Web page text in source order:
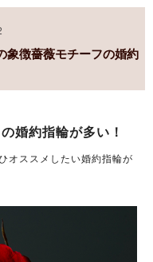
象徴薔薇モチーフの婚約
婚約指輪が多い！
オススメしたい婚約指輪が